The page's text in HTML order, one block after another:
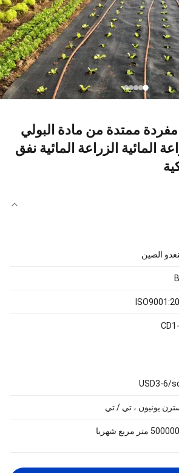
مفردة ممتدة من مادة البولي
المائية الزراعة المائية نفق
الصين
USD3-6/
يونيون ، تي / تي
متر مربع شهريا